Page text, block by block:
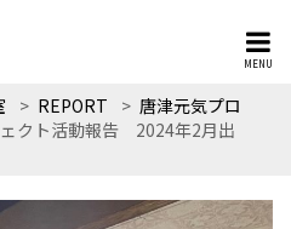
MENU
> REPORT > 唐津元気プロ
クト活動報告 2024年2月出